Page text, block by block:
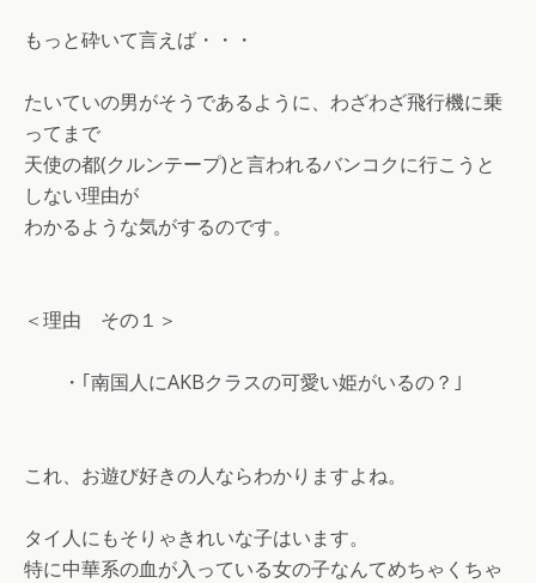
もっと砕いて言えば・・・
たいていの男がそうであるように、わざわざ飛行機に乗
ってまで
天使の都(クルンテープ)と言われるバンコクに行こうと
しない理由が
わかるような気がするのです。
＜理由 その１＞
・｢南国人にAKBクラスの可愛い姫がいるの？｣
これ、お遊び好きの人ならわかりますよね。
タイ人にもそりゃきれいな子はいます。
特に中華系の血が入っている女の子なんてめちゃくちゃ